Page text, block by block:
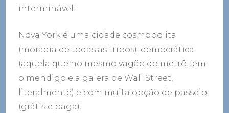
interminável!
Nova York é uma cidade cosmopolita
(moradia de todas as tribos), democrática
(aquela que no mesmo vagão do metrô tem
o mendigo e a galera de Wall Street,
literalmente) e com muita opção de passeio
(grátis e paga).